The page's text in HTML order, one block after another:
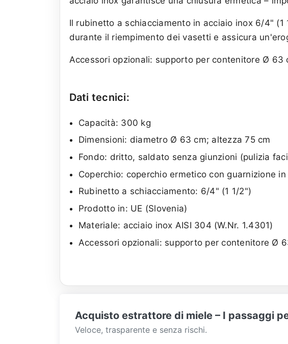
Il rubinetto a schiacciamento in acciaio inox 6/4"
durante il riempimento dei vasetti e assicura
Accessori opzionali: supporto per contenitore Ø 63
Dati tecnici:
Capacità: 300 kg
Dimensioni: diametro Ø 63 cm; altezza 75 cm
Fondo: dritto, saldato senza giunzioni (pulizia
Coperchio: coperchio ermetico con guarnizione
Rubinetto a schiacciamento: 6/4" (1 1/2")
Prodotto in: UE (Slovenia)
Materiale: acciaio inox AISI 304 (W.Nr. 1.4301)
Accessori opzionali: supporto per contenitore Ø
Acquisto estrattore di miele – I passaggi
Veloce, trasparente e senza rischi.